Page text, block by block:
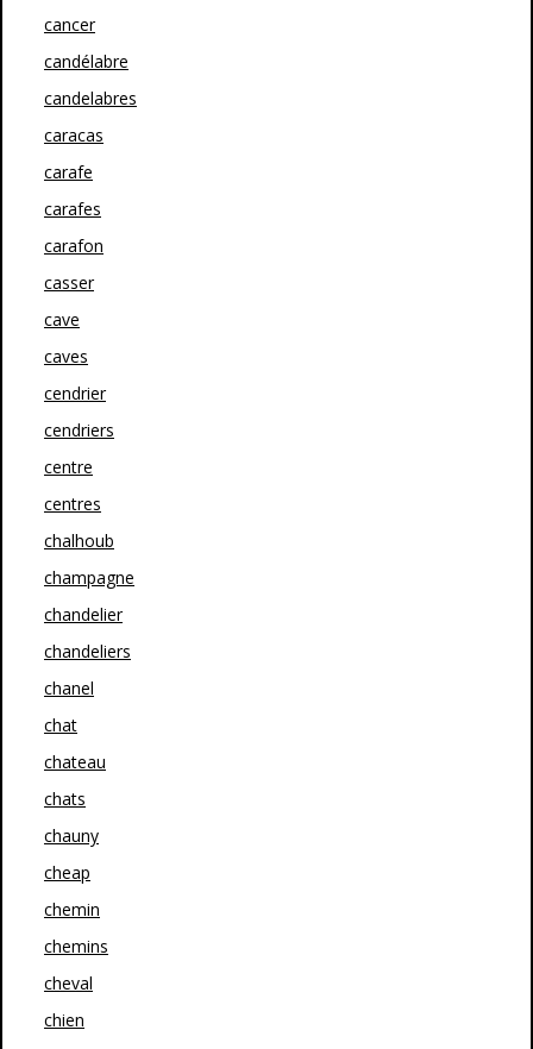
cancer
candélabre
candelabres
caracas
carafe
carafes
carafon
casser
cave
caves
cendrier
cendriers
centre
centres
chalhoub
champagne
chandelier
chandeliers
chanel
chat
chateau
chats
chauny
cheap
chemin
chemins
cheval
chien